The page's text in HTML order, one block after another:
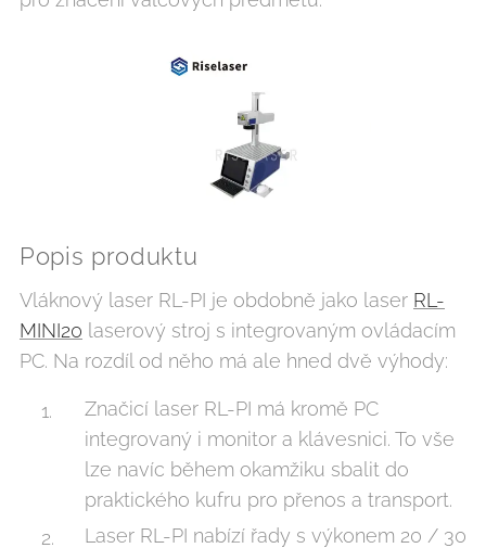
Popis produktu
Vláknový laser RL-PI je obdobně jako laser RL-
MINI20 laserový stroj s integrovaným ovládacím
PC. Na rozdíl od něho má ale hned dvě výhody:
Značicí laser RL-PI má kromě PC
integrovaný i monitor a klávesnici. To vše
lze navíc během okamžiku sbalit do
praktického kufru pro přenos a transport.
Laser RL-PI nabízí řady s výkonem 20 / 30